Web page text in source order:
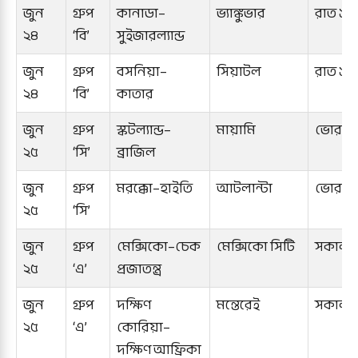
জুন
২৪
গ্রুপ
‘বি’
কানাডা–
সুইজারল্যান্ড
ভ্যাঙ্কুভার রাত ১টা
জুন
২৪
গ্রুপ
‘বি’
বসনিয়া–
কাতার
সিয়াটল রাত ১টা
জুন
২৫
গ্রুপ
‘সি’
স্কটল্যান্ড–
ব্রাজিল
মায়ামি ভোর
জুন
২৫
গ্রুপ
‘সি’
মরক্কো–হাইতি আটলান্টা ভোর
জুন
২৫
গ্রুপ
‘এ’
মেক্সিকো–চেক
প্রজাতন্ত্র
মেক্সিকো সিটি সকাল
জুন
২৫
গ্রুপ
‘এ’
দক্ষিণ
কোরিয়া–
দক্ষিণ আফ্রিকা
মন্তেরেই সকাল